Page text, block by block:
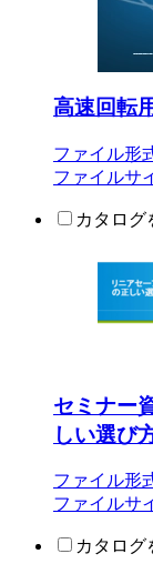
高速回転
ファイル形
ファイルサ
カタログ
セミナー
しい選び
ファイル形
ファイルサ
カタログ